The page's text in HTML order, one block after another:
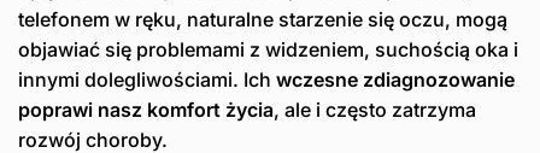
telefonem w ręku, naturalne starzenie się oczu, mogą
objawiać się problemami z widzeniem, suchością oka i
innymi dolegliwościami. Ich wczesne zdiagnozowanie
poprawi nasz komfort życia, ale i często zatrzyma
rozwój choroby.